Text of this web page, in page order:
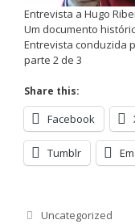
Entrevista a Hugo
Um documento
Entrevista conduzida
parte 2 de 3
Share this:
Facebook
Tumblr
Categorias
Uncategorized